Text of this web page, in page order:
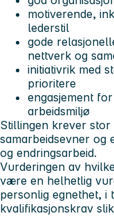
motiverende,
lederstil
gode
nettverk og
initiativrik med
prioritere
engasjement
arbeidsmiljø
Stillingen krever stor
samarbeidsevner og
og endringsarbeid.
Vurderingen av
være en helhetlig
personlig egnethet, i
kvalifikasjonskrav